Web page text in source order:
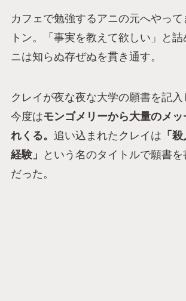
カフェで勉強するアニの元へやって
トン。「事実を教えて欲しい」と
ニは知らぬ存ぜぬを貫き通す。
クレイが夜な夜な大学の願書を記入
今度はモンゴメリーから大量のメッ
れくる。 追い込まれたクレイは 「
経験」
という名のタイトルで願書
だった。